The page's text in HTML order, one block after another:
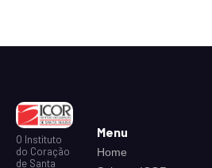
O Instituto
do Coração
de Santa
Menu
Home